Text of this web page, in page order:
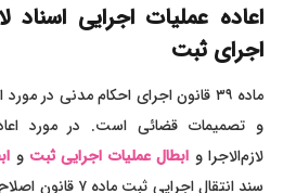
اعاده عملیات اجرایی اسناد
اجرای ثبت
ماده ۳۹ قانون اجرای احکام مدنی در
و تصمیمات قضائی است. در مورد
لازم‌الاجرا و ابطال عملیات اجرایی ثبت و
سند انتقال اجرایی